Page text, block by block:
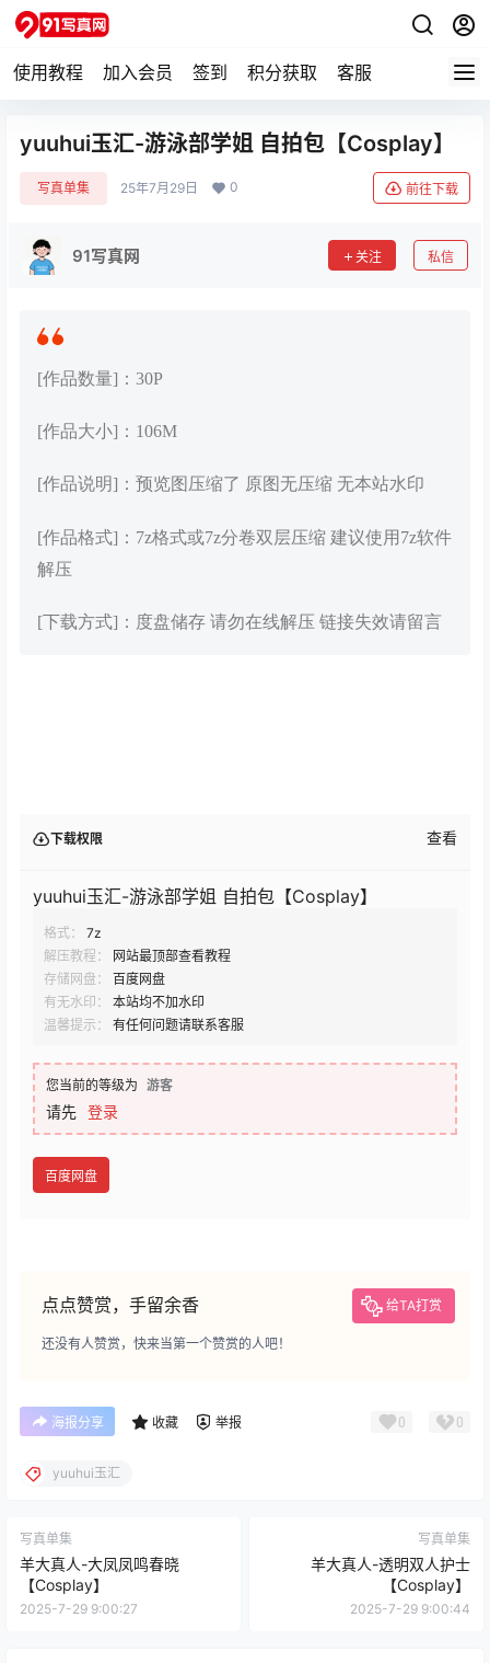
使用教程 加入会员 签到 积分获取 客服
yuuhui玉汇-游泳部学姐 自拍包【Cosplay】
写真单集 25年7月29日 0 前往下载
91写真网 关注 私信
[作品数量]：30P
[作品大小]：106M
[作品说明]：预览图压缩了 原图无压缩 无本站水印
[作品格式]：7z格式或7z分卷双层压缩 建议使用7z软件
解压
[下载方式]：度盘储存 请勿在线解压 链接失效请留言
下载权限 查看
yuuhui玉汇-游泳部学姐 自拍包【Cosplay】
格式：
7z
解压教程：
网站最顶部查看教程
存储网盘：
百度网盘
有无水印：
本站均不加水印
温馨提示：
有任何问题请联系客服
您当前的等级为 游客
请先 登录
百度网盘
点点赞赏，手留余香 给TA打赏
还没有人赞赏，快来当第一个赞赏的人吧！
海报分享 收藏 举报 0 0
yuuhui玉汇
写真单集
羊大真人-大凤凤鸣春晓
【Cosplay】
2025-7-29 9:00:27
写真单集
羊大真人-透明双人护士
【Cosplay】
2025-7-29 9:00:44